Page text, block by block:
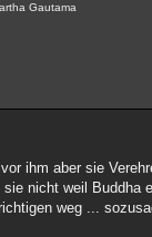
Gautama
ihm aber sie
nicht weil Buddha
weg ...